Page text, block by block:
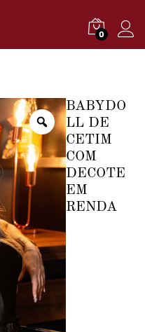
0
BABYDO
LL DE
CETIM
COM
DECOTE
EM
RENDA